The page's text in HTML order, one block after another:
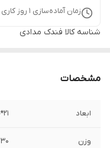
زمان آماده‌سازی 1 روز کاری
شناسه کالا فندک مدادی
مشخصات
ابعاد 21*1.5 سانتی‌متر
وزن 30 گرم